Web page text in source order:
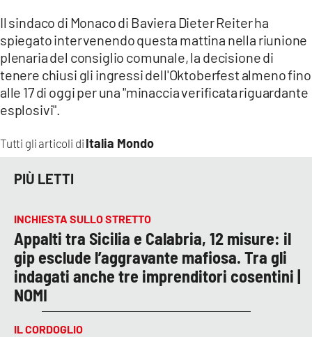
Tutti gli articoli di Italia Mondo
Il sindaco di Monaco di Baviera Dieter Reiter ha
spiegato intervenendo questa mattina nella riunione
plenaria del consiglio comunale, la decisione di
tenere chiusi gli ingressi dell'Oktoberfest almeno fino
alle 17 di oggi per una "minaccia verificata riguardante
esplosivi".
PIÙ LETTI
INCHIESTA SULLO STRETTO
Appalti tra Sicilia e Calabria, 12 misure: il
gip esclude l’aggravante mafiosa. Tra gli
indagati anche tre imprenditori cosentini |
NOMI
IL CORDOGLIO